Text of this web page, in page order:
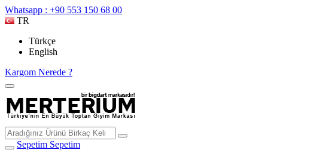
Whatsapp : +90 553 150 68 00
TR
Türkçe
English
Kargom Nerede ?
Sepetim Sepetim